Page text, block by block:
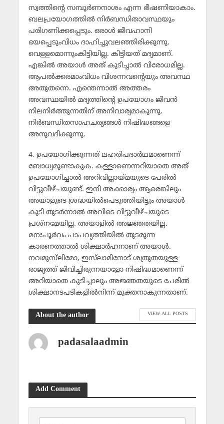
സ്വത്തിന്റെ സമ്പൂര്‍ണനാശം എന്ന ഭീഷണിയാകാം.
ബലപ്രയോഗത്തില്‍ നിര്‍ബന്ധിതാവസ്ഥയും
പരിഗണിക്കപ്പെടും. ഒരാള്‍ ജീവഹാനി
ഭയപ്പെടുംവിധം ദാഹിച്ചുവലഞ്ഞിരിക്കുന്നു.
വെള്ളമൊന്നുംകിട്ടിയില്ല. കിട്ടിയത് മദ്യമാണ്.
എങ്കില്‍ അയാള്‍ അത് കുടിച്ചാല്‍ വിരോധമില്ല.
ആപല്‍ക്കരമാംവിധം വിശന്നവന്റെയും അവസ്ഥ
അതുതന്നെ. എന്തെന്നാല്‍ അത്തരം
അവസ്ഥയില്‍ മദ്യത്തിന്റെ ഉപയോഗം ജീവന്‍
നിലനിര്‍ത്തുന്നതിന് അനിവാര്യമാകുന്നു.
നിര്‍ബന്ധിതസാഹചര്യങ്ങള്‍ നിഷിദ്ധങ്ങളെ
അനുവദിക്കുന്നു.
4. ഉപയോഗിക്കുന്നത് ലഹരിപദാര്‍ഥമാണെന്ന്
ബോധ്യമുണ്ടാകുക. കള്ളാണെന്നറിയാതെ അത്
ഉപയോഗിച്ചാല്‍ അറിവില്ലായ്മയുടെ പേരില്‍
വിട്ടുവീഴ്ചയുണ്ട്. ഇനി അക്കാര്യം ആരെങ്കിലും
അയാളുടെ ശ്രദ്ധയില്‍പെടുത്തിയിട്ടും അയാള്‍
കുടി തുടര്‍ന്നാല്‍ അവിടെ വിട്ടുവീഴ്ചയുടെ
പ്രശ്‌നമേയില്ല. അയാളില്‍ അജ്ഞതയില്ല.
മനഃപൂര്‍വം പാപവൃത്തിയില്‍ തുടരുന്ന
കാരണത്താല്‍ ശിക്ഷാര്‍ഹനാണ് അയാള്‍.
നവമുസ്‌ലിമോ, ഇസ്‌ലാമിനോട് ശത്രുതയുള്ള
രാജ്യത്ത് ജീവിച്ചിരുന്നയാളോ നിഷിദ്ധമാണെന്ന്
അറിയാതെ കുടിച്ചാലും അജ്ഞതയുടെ പേരില്‍
ശിക്ഷാനടപടികളില്‍നിന്ന് മുക്തനാകുന്നതാണ്.
About the author VIEW ALL POSTS
padasalaadmin
Add Comment